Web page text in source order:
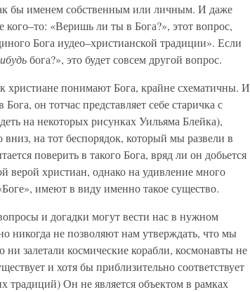
бы именем собственным или личным. И даже
«Веришь ли ты в Бога?», этот вопрос,
Бога иудео–христианской традиции». Если
бога?», это будет совсем другой вопрос.
понимают Бога, крайне схематичны. И
он тотчас представляет себе старичка с
на некоторых рисунках Уильяма Блейка),
на тот беспорядок, который мы развели в
поверить в такого Бога, вряд ли он добьется
верой христиан, однако на удивление много
имеют в виду именно такое существо.
и догадки могут вести нас в нужном
никогда не позволяют нам утверждать, что мы
залетали космические корабли, космонавты не
и хотя бы приблизительно соответствует
традиций) Он не является объектом в рамках